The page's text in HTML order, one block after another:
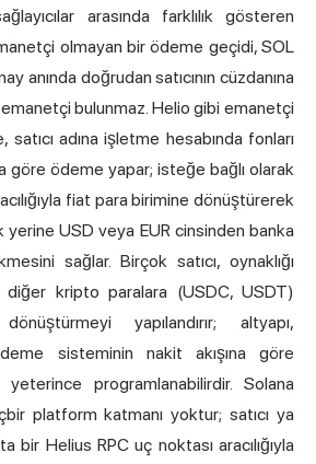
arasında farklılık gösteren
olmayan birödeme geçidi, SOL
anında doğrudan satıcının cüzdanına
bulunmaz. Helio gibi emanetçi
adına işletme hesabında fonları
göre ödeme yapar; isteğe bağlı olarak
fiat para birimine dönüştürerek
yerine USD veya EUR cinsinden banka
sağlar. Birçok satıcı, oynaklığı
kripto paralara (USDC, USDT)
yapılandırır; altyapı,
sisteminin nakit akışına göre
programlanabilirdir. Solana
platform katmanı yoktur; satıcı ya
bir Helius RPC uç noktası aracılığıyla